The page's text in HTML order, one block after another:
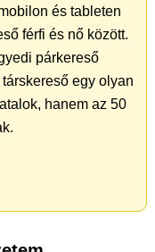
és tableten
férfi és nő között.
párkereső
egy olyan
hanem az 50